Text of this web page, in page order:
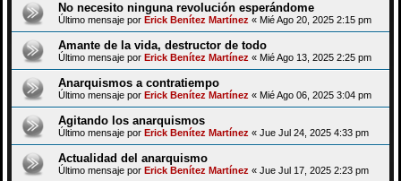
No necesito ninguna revolución esperándome
Último mensaje por Erick Benítez Martínez « Mié Ago 20, 2025 2:15 pm
Amante de la vida, destructor de todo
Último mensaje por Erick Benítez Martínez « Mié Ago 13, 2025 2:25 pm
Anarquismos a contratiempo
Último mensaje por Erick Benítez Martínez « Mié Ago 06, 2025 3:04 pm
Agitando los anarquismos
Último mensaje por Erick Benítez Martínez « Jue Jul 24, 2025 4:33 pm
Actualidad del anarquismo
Último mensaje por Erick Benítez Martínez « Jue Jul 17, 2025 2:23 pm